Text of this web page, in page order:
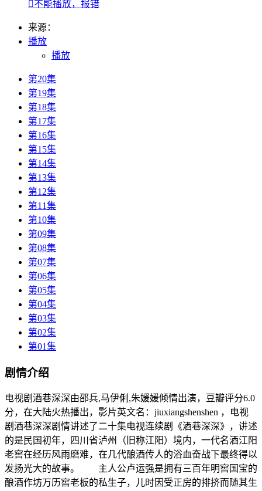
不能播放，报错
来源：
播放
播放
第20集
第19集
第18集
第17集
第16集
第15集
第14集
第13集
第12集
第11集
第10集
第09集
第08集
第07集
第06集
第05集
第04集
第03集
第02集
第01集
剧情介绍
电视剧酒巷深深由邵兵,马伊俐,朱媛媛倾情出演，豆瓣评分6.0
分，在大陆火热播出，影片英文名：jiuxiangshenshen ，电视
剧酒巷深深剧情讲述了二十集电视连续剧《酒巷深深》，讲述
的是民国初年，四川省泸州（旧称江阳）境内，一代名酒江阳
老窖在经历风雨磨难，在几代酿酒传人的浴血奋战下最终得以
发扬光大的故事。 主人公卢运强是拥有三百年明窖国宝的
酿酒作坊万历窖老板的私生子，儿时因受正房的排挤而随其生